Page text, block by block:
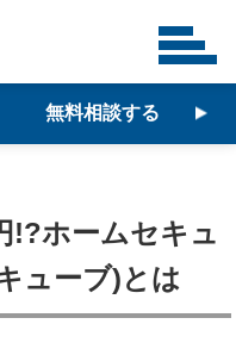
無料相談する
!?ホームセキュ
ューブ)とは